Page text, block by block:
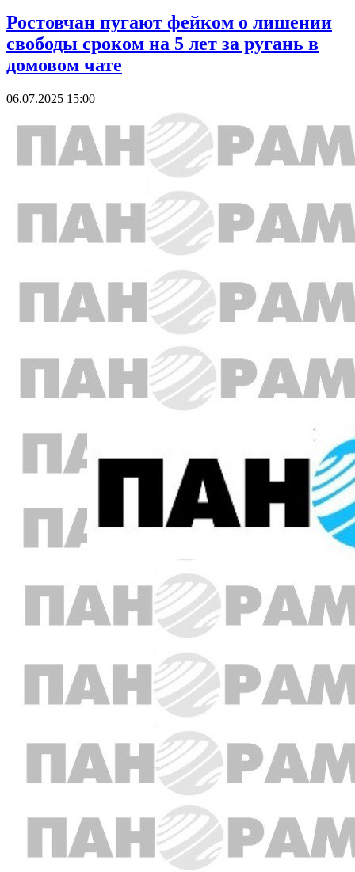
Ростовчан пугают фейком о лишении
свободы сроком на 5 лет за ругань в
домовом чате
06.07.2025 15:00